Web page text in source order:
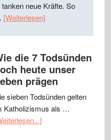
tanken neue Kräfte. So
[Weiterlesen]
die 7 Todsünden
heute unser
prägen
sieben Todsünden gelten
Katholizismus als …